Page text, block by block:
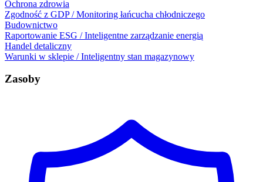
Ochrona zdrowia
Zgodność z GDP / Monitoring łańcucha chłodniczego
Budownictwo
Raportowanie ESG / Inteligentne zarządzanie energią
Handel detaliczny
Warunki w sklepie / Inteligentny stan magazynowy
Zasoby